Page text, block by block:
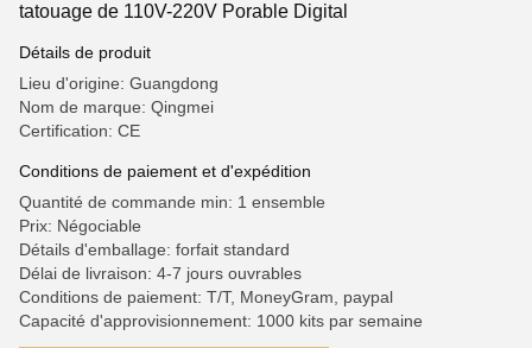
tatouage de 110V-220V Porable Digital
Détails de produit
Lieu d'origine: Guangdong
Nom de marque: Qingmei
Certification: CE
Conditions de paiement et d'expédition
Quantité de commande min: 1 ensemble
Prix: Négociable
Détails d'emballage: forfait standard
Délai de livraison: 4-7 jours ouvrables
Conditions de paiement: T/T, MoneyGram, paypal
Capacité d'approvisionnement: 1000 kits par semaine